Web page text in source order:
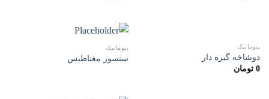
پنوماتیک
دوشاخه گیره دار
0 تومان
پنوماتیک
سنسور مغناطیس